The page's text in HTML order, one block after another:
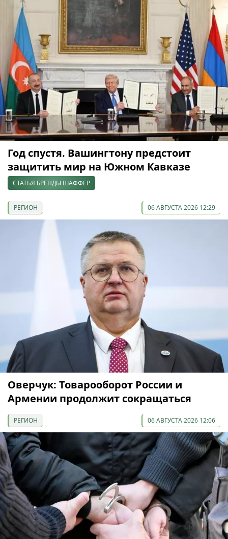
Год спустя. Вашингтону предстоит
защитить мир на Южном Кавказе
СТАТЬЯ БРЕНДЫ ШАФФЕР
РЕГИОН 06 АВГУСТА 2026 12:29
Оверчук: Товарооборот России и
Армении продолжит сокращаться
РЕГИОН 06 АВГУСТА 2026 12:06